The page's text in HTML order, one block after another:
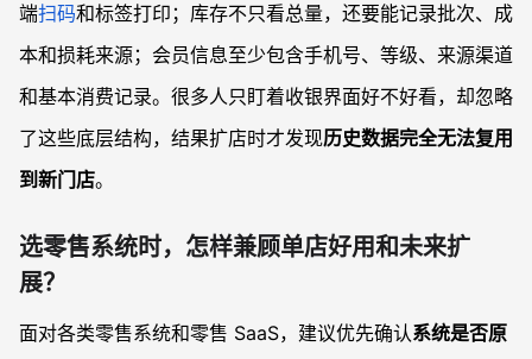
端扫码和标签打印；库存不只看总量，还要能记录批次、成
本和损耗来源；会员信息至少包含手机号、等级、来源渠道
和基本消费记录。很多人只盯着收银界面好不好看，却忽略
了这些底层结构，结果扩店时才发现历史数据完全无法复用
到新门店。
选零售系统时，怎样兼顾单店好用和未来扩
展？
面对各类零售系统和零售 SaaS，建议优先确认系统是否原